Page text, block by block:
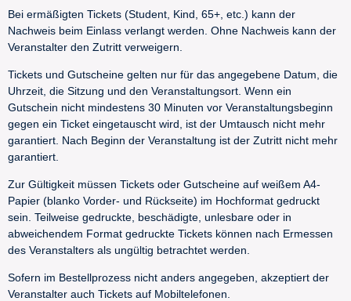
Bei ermäßigten Tickets (Student, Kind, 65+, etc.) kann der
Nachweis beim Einlass verlangt werden. Ohne Nachweis kann der
Veranstalter den Zutritt verweigern.
Tickets und Gutscheine gelten nur für das angegebene Datum, die
Uhrzeit, die Sitzung und den Veranstaltungsort. Wenn ein
Gutschein nicht mindestens 30 Minuten vor Veranstaltungsbeginn
gegen ein Ticket eingetauscht wird, ist der Umtausch nicht mehr
garantiert. Nach Beginn der Veranstaltung ist der Zutritt nicht mehr
garantiert.
Zur Gültigkeit müssen Tickets oder Gutscheine auf weißem A4-
Papier (blanko Vorder- und Rückseite) im Hochformat gedruckt
sein. Teilweise gedruckte, beschädigte, unlesbare oder in
abweichendem Format gedruckte Tickets können nach Ermessen
des Veranstalters als ungültig betrachtet werden.
Sofern im Bestellprozess nicht anders angegeben, akzeptiert der
Veranstalter auch Tickets auf Mobiltelefonen.